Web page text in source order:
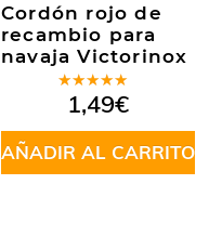
Cordón rojo de
recambio para
navaja Victorinox
Valorado
en5.00de
5
1,49€
AÑADIR AL CARRITO